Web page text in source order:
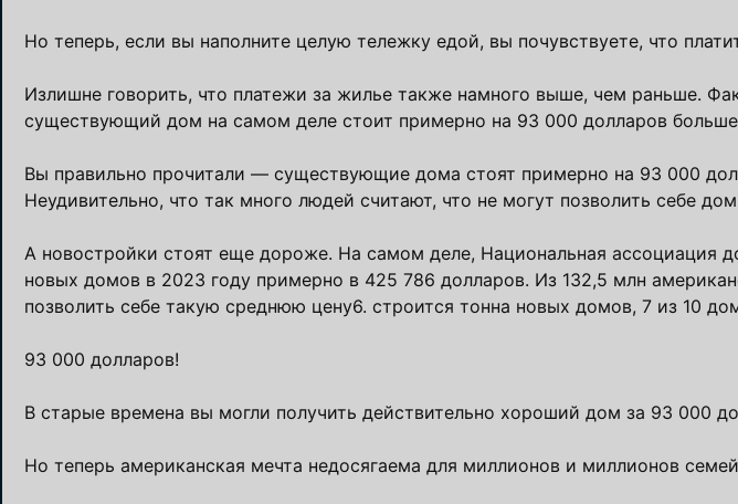
Но теперь, если вы наполните целую тележку едой, вы почувствуете, что
Излишне говорить, что платежи за жилье также намного выше, чем раньше.
существующий дом на самом деле стоит примерно на 93 000 долларов
Вы правильно прочитали — существующие дома стоят примерно на 93 000
Неудивительно, что так много людей считают, что не могут позволить себе
А новостройки стоят еще дороже. На самом деле, Национальная ассоциация
новых домов в 2023 году примерно в 425 786 долларов. Из 132,5 млн
позволить себе такую ​​среднюю цену6. строится тонна новых домов, 7 из 10
93 000 долларов!
В старые времена вы могли получить действительно хороший дом за 93 000
Но теперь американская мечта недосягаема для миллионов и миллионов